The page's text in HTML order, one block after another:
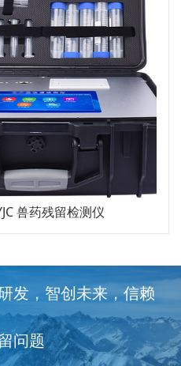
药残留检测仪
发，智创未来，信赖
问题